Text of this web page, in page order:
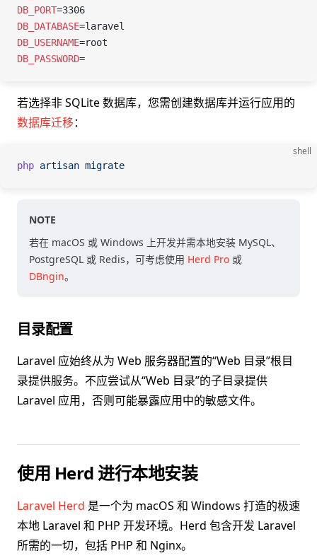
DB_PORT=3306
DB_DATABASE=laravel
DB_USERNAME=root
DB_PASSWORD=
若选择非 SQLite 数据库，您需创建数据库并运行应用的
数据库迁移：
shell
php artisan migrate
NOTE
若在 macOS 或 Windows 上开发并需本地安装 MySQL、
PostgreSQL 或 Redis，可考虑使用 Herd Pro 或
DBngin。
目录配置
Laravel 应始终从为 Web 服务器配置的“Web 目录”根目
录提供服务。不应尝试从“Web 目录”的子目录提供
Laravel 应用，否则可能暴露应用中的敏感文件。
使用 Herd 进行本地安装
Laravel Herd 是一个为 macOS 和 Windows 打造的极速
本地 Laravel 和 PHP 开发环境。Herd 包含开发 Laravel
所需的一切，包括 PHP 和 Nginx。